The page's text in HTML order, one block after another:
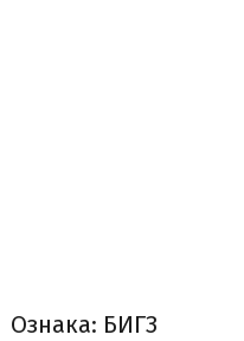
Ознака: БИГЗ